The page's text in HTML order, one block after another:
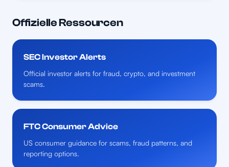
Offizielle Ressourcen
SEC Investor Alerts
Official investor alerts for fraud, crypto, and investment
scams.
FTC Consumer Advice
US consumer guidance for scams, fraud patterns, and
reporting options.